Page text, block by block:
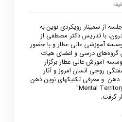
اولین جلسه از سمینار رویکردی نوین به
با تدریس دکتر مصطفی از
آموزشی عالی عطار و با حضور
گروه‌های درسی و اعضای هیات
آموزش عالی عطار برگزار
روحی انسان امروز و آثار
ذهن و معرفی تکنیکهای نوین ذهن
گرفت.